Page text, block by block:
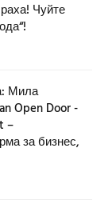
Чуйте
Мила
Open Door -
–
за бизнес,